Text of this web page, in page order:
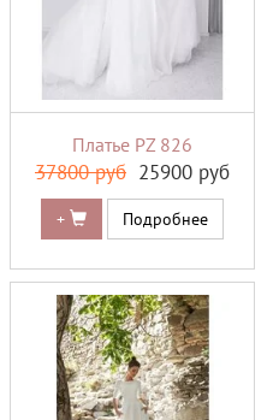
Платье PZ 826
37800 руб 25900 руб
+ Подробнее